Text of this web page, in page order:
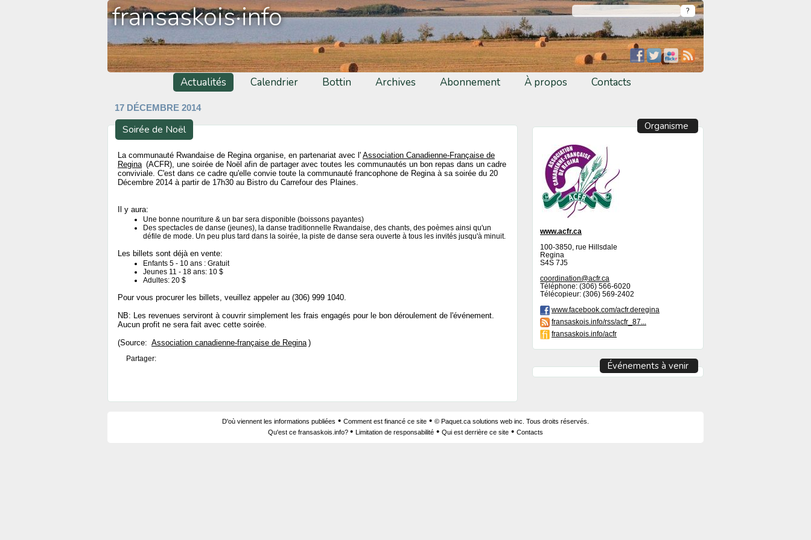
fransaskois·info
Actualités Calendrier Bottin Archives Abonnement À propos Contacts
17 DÉCEMBRE 2014
Soirée de Noël
La communauté Rwandaise de Regina organise, en partenariat avec l' Association Canadienne-Française de
Regina (ACFR), une soirée de Noël afin de partager avec toutes les communautés un bon repas dans un cadre
conviviale. C'est dans ce cadre qu'elle convie toute la communauté francophone de Regina à sa soirée du 20
Décembre 2014 à partir de 17h30 au Bistro du Carrefour des Plaines.
Il y aura:
Une bonne nourriture & un bar sera disponible (boissons payantes)
Des spectacles de danse (jeunes), la danse traditionnelle Rwandaise, des chants, des poèmes ainsi qu'un
défile de mode. Un peu plus tard dans la soirée, la piste de danse sera ouverte à tous les invités jusqu'à minuit.
Les billets sont déjà en vente:
Enfants 5 - 10 ans : Gratuit
Jeunes 11 - 18 ans: 10 $
Adultes: 20 $
Pour vous procurer les billets, veuillez appeler au (306) 999 1040.
NB: Les revenues serviront à couvrir simplement les frais engagés pour le bon déroulement de l'événement.
Aucun profit ne sera fait avec cette soirée.
(Source: Association canadienne-française de Regina )
Partager:
Organisme
www.acfr.ca
100-3850, rue Hillsdale
Regina
S4S 7J5
coordination@acfr.ca
Téléphone: (306) 566-6020
Télécopieur: (306) 569-2402
www.facebook.com/acfr.deregina
fransaskois.info/rss/acfr_87...
fransaskois.info/acfr
Événements à venir
D'où viennent les informations publiées • Comment est financé ce site • © Paquet.ca solutions web inc. Tous droits réservés.
Qu'est ce fransaskois.info? • Limitation de responsabilité • Qui est derrière ce site • Contacts